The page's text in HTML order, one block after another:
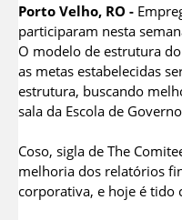
Porto Velho, RO -
participaram nesta
O modelo de estrutura
as metas estabelecidas
estrutura, buscando
sala da Escola de
Coso, sigla de The
melhoria dos relatórios
corporativa, e hoje é tido